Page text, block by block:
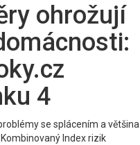
ohrožují
4
se splácením a většina
Index rizik